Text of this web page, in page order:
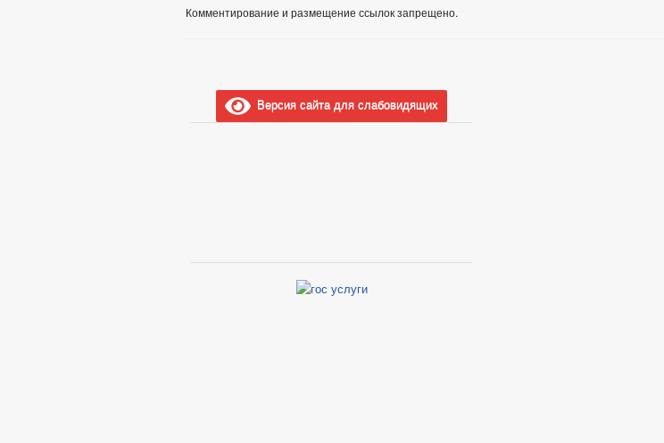
Комментирование и размещение ссылок запрещено.
Версия сайта для слабовидящих